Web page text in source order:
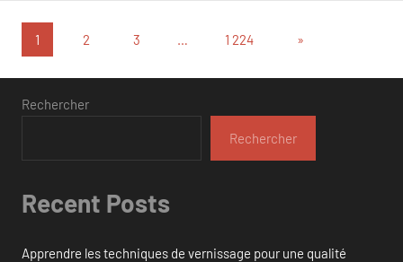
Pagination
des
publications
1 2 3 … 1 224
Articles
»
Rechercher
Rechercher
Recent Posts
Apprendre les techniques de vernissage pour une qualité